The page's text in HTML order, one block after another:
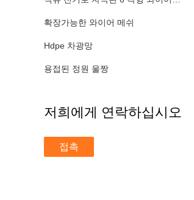
확장가능한 와이어 메쉬
Hdpe 차광망
용접된 정원 울짱
저희에게 연락하십시오
접촉